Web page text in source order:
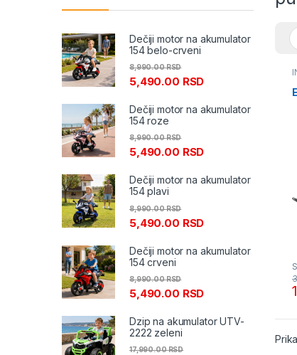
Dečiji motor na akumulator
154 belo-crveni
5,490.00 RSD
8,990.00RSD
Dečiji motor na akumulator
154 roze
5,490.00 RSD
8,990.00RSD
Dečiji motor na akumulator
154 plavi
5,490.00 RSD
8,990.00RSD
Dečiji motor na akumulator
154 crveni
5,490.00 RSD
8,990.00RSD
Dzip na akumulator UTV-
2222 zeleni
17,990.00RSD